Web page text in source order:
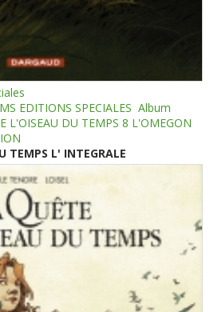
EDITIONS SPECIALES Album
L'OISEAU DU TEMPS 8 L'OMEGON
TEMPS L' INTEGRALE